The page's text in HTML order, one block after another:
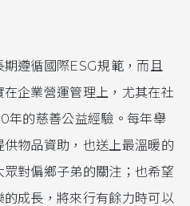
遵循國際ESG規範，而且
企業營運管理上，尤其在社
年的慈善公益經驗。每年舉
物品資助，也送上最溫暖的
對偏鄉子弟的關注；也希望
成長，將來行有餘力時可以